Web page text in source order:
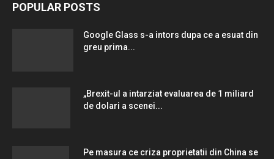
POPULAR POSTS
Google Glass s-a intors dupa ce a esuat din
greu prima...
„Brexit-ul a intarziat evaluarea de 1 miliard
de dolari a scenei...
Pe masura ce criza proprietatii din China se